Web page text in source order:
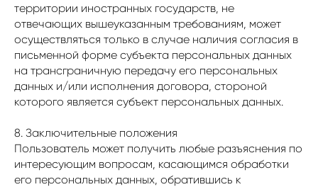
территории иностранных государств, не
отвечающих вышеуказанным требованиям, может
осуществляться только в случае наличия согласия в
письменной форме субъекта персональных данных
на трансграничную передачу его персональных
данных и/или исполнения договора, стороной
которого является субъект персональных данных.
8. Заключительные положения
Пользователь может получить любые разъяснения по
интересующим вопросам, касающимся обработки
его персональных данных, обратившись к